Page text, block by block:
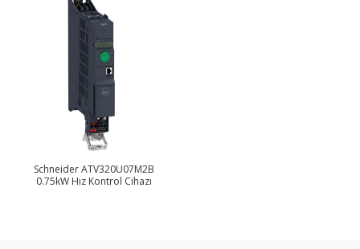
Schneider ATV320U07M2B
0.75kW Hız Kontrol Cihazı